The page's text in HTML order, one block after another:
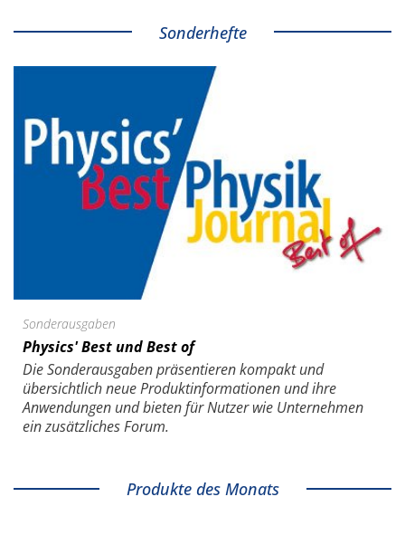
Sonderhefte
Sonderausgaben
Physics' Best und Best of
Die Sonder­ausgaben präsentieren kompakt und
übersichtlich neue Produkt­informationen und ihre
Anwendungen und bieten für Nutzer wie Unternehmen
ein zusätzliches Forum.
Produkte des Monats